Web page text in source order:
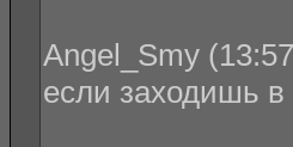
Angel_Smy
если заходишь в